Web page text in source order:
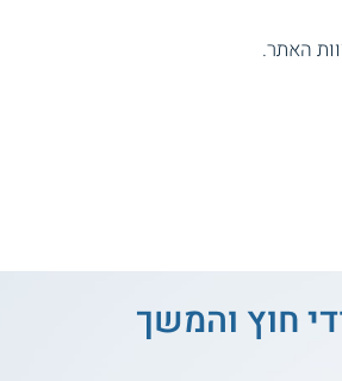
האתר.
חוץ והמשך